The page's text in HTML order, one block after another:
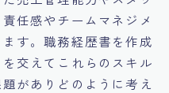
任感やチームマネジメ
す。職務経歴書を作成
交えてこれらのスキル
がありどのように考え